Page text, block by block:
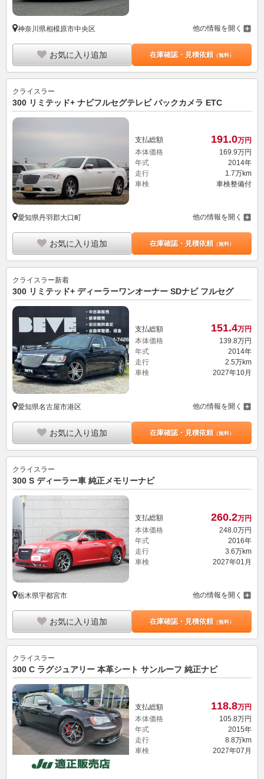
神奈川県相模原市中央区 他の情報を開く
お気に入り追加 在庫確認・見積依頼（無料）
クライスラー
300 リミテッド+ ナビフルセグテレビ バックカメラ ETC
支払総額 191.0万円
本体価格
169. 9万円
年式
2014年
走行
1.7万km
車検
車検整備付
愛知県丹羽郡大口町 他の情報を開く
お気に入り追加 在庫確認・見積依頼（無料）
クライスラー新着
300 リミテッド+ ディーラーワンオーナー SDナビ フルセグ
支払総額 151.4万円
本体価格
139.8万円
年式
2014年
走行
2.5万km
車検
2027年10月
愛知県名古屋市港区 他の情報を開く
お気に入り追加 在庫確認・見積依頼（無料）
クライスラー
300 S ディーラー車 純正メモリーナビ
支払総額 260.2万円
本体価格
248. 0万円
年式
2016年
走行
3.6万km
車検
2027年01月
栃木県宇都宮市 他の情報を開く
お気に入り追加 在庫確認・見積依頼（無料）
クライスラー
300 C ラグジュアリー 本革シート サンルーフ 純正ナビ
支払総額 118.8万円
本体価格
105.8万円
年式
2015年
走行
8.8万km
車検
2027年07月